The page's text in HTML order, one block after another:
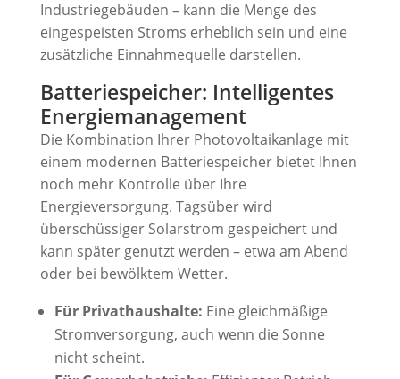
Industriegebäuden – kann die Menge des
eingespeisten Stroms erheblich sein und eine
zusätzliche Einnahmequelle darstellen.
Batteriespeicher: Intelligentes
Energiemanagement
Die Kombination Ihrer Photovoltaikanlage mit
einem modernen Batteriespeicher bietet Ihnen
noch mehr Kontrolle über Ihre
Energieversorgung. Tagsüber wird
überschüssiger Solarstrom gespeichert und
kann später genutzt werden – etwa am Abend
oder bei bewölktem Wetter.
Für Privathaushalte: Eine gleichmäßige
Stromversorgung, auch wenn die Sonne
nicht scheint.